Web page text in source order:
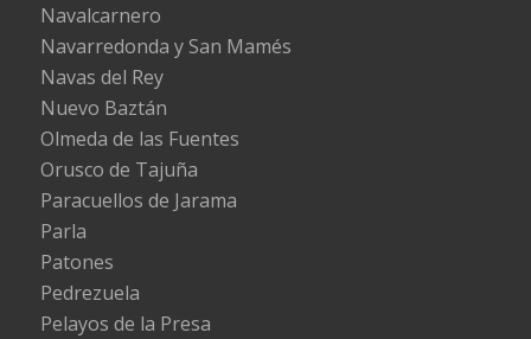
Navalcarnero
Navarredonda y San Mamés
Navas del Rey
Nuevo Baztán
Olmeda de las Fuentes
Orusco de Tajuña
Paracuellos de Jarama
Parla
Patones
Pedrezuela
Pelayos de la Presa